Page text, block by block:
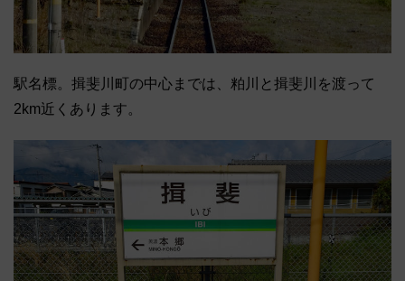
駅名標。揖斐川町の中心までは、粕川と揖斐川を渡って
2km近くあります。